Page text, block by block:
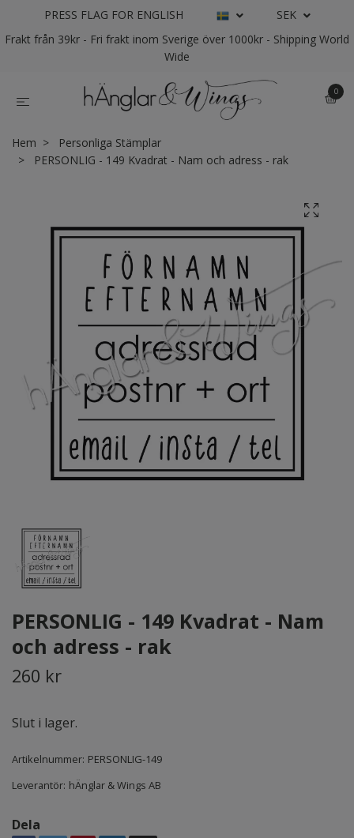
PRESS FLAG FOR ENGLISH
SEK
Frakt från 39kr - Fri frakt inom Sverige över 1000kr - Shipping World
Wide
0
Hem
Personliga Stämplar
PERSONLIG - 149 Kvadrat - Nam och adress - rak
PERSONLIG - 149 Kvadrat - Nam
och adress - rak
260 kr
Slut i lager.
Artikelnummer: PERSONLIG-149
Leverantör: hÄnglar & Wings AB
Dela